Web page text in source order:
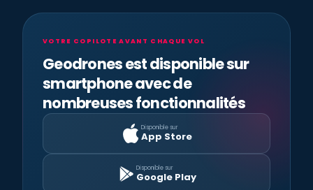
VOTRE COPILOTE AVANT CHAQUE VOL
Geodrones est disponible sur
smartphone avec de
nombreuses fonctionnalités
Disponible sur
App Store
Disponible sur
Google Play